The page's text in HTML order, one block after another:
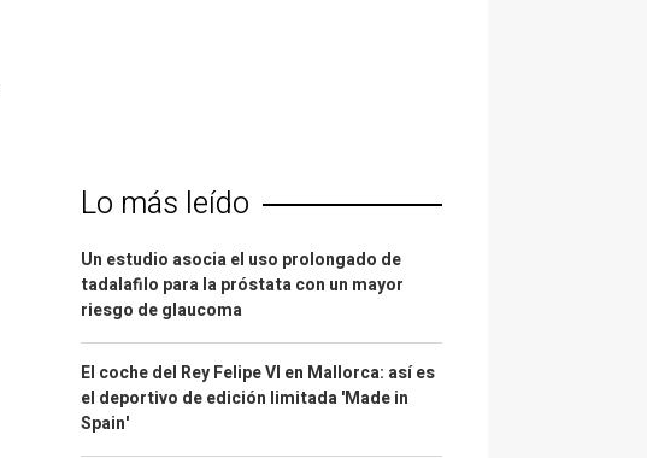
Lo más leído
Un estudio asocia el uso prolongado de
tadalafilo para la próstata con un mayor
riesgo de glaucoma
El coche del Rey Felipe VI en Mallorca: así es
el deportivo de edición limitada 'Made in
Spain'